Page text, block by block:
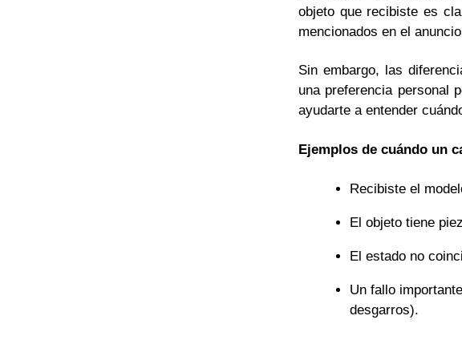
objeto que recibiste es
mencionados en el
Sin embargo, las
una preferencia personal
ayudarte a entender
Ejemplos de cuándo un
Recibiste el
El objeto tiene
El estado no
Un fallo
desgarros).